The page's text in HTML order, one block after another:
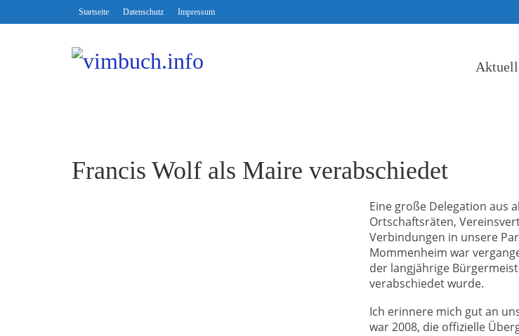
Startseite Datenschutz Impressum
Francis Wolf als Maire verabschiedet
Eine große Delegation aus
Ortschaftsräten,
Verbindungen in unsere
Mommenheim war
der langjährige
verabschiedet wurde.
Ich erinnere mich gut an
war 2008, die offizielle